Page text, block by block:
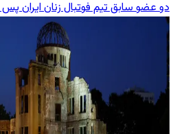
دو عضو سابق تیم فوتبال زنان ایران پس